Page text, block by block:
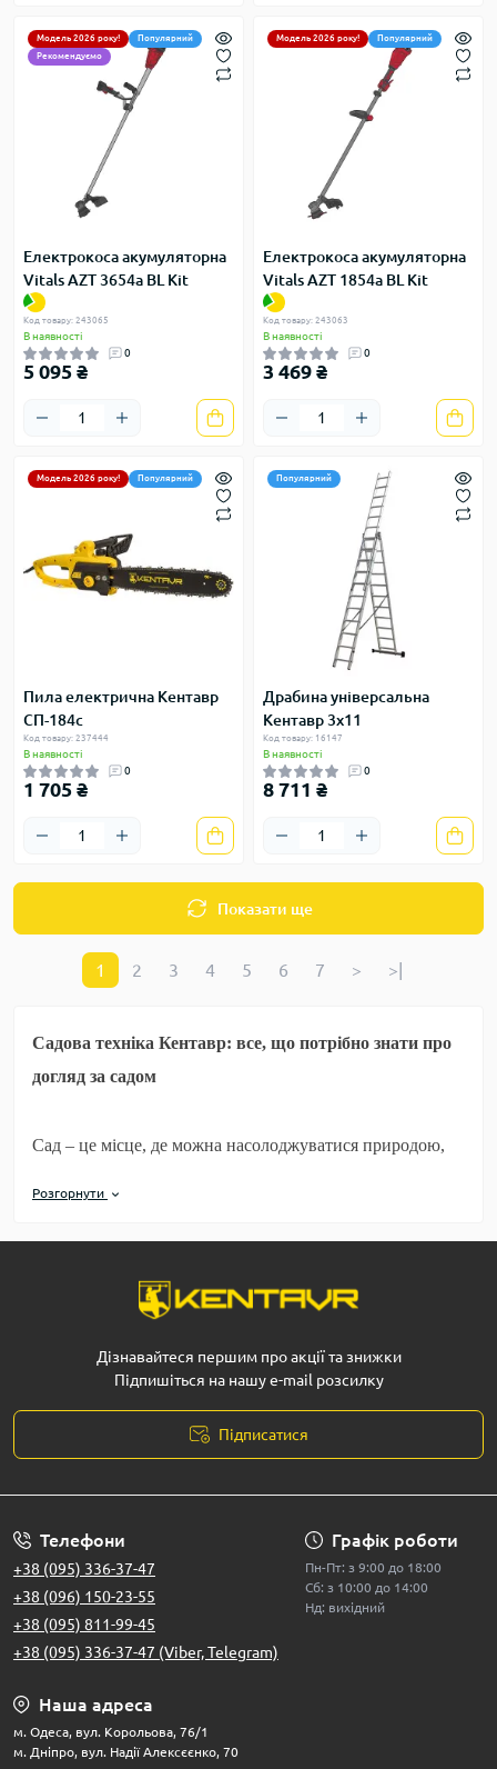
Модель 2026 року!
Популярний
Рекомендуємо
Електрокоса акумуляторна
Vitals AZT 3654a BL Kit
Код товару: 243065
В наявності
0
5 095 ₴
Модель 2026 року! Популярний
Електрокоса акумуляторна
Vitals AZT 1854a BL Kit
Код товару: 243063
В наявності
0
3 469 ₴
Модель 2026 року! Популярний
Пила електрична Кентавр
СП-184c
Код товару: 237444
В наявності
0
1 705 ₴
Популярний
Драбина універсальна
Кентавр 3х11
Код товару: 16147
В наявності
0
8 711 ₴
Показати ще
1 2 3 4 5 6 7 > >|
Садова техніка Кентавр: все, що потрібно знати про
догляд за садом
Сад – це місце, де можна насолоджуватися природою,
підтримка саду в ідеальному стані потребує зусиль та
деревами, дозволяючи витрачати менше часу на фізичну
працю та отримувати кращі результати.
Основні види садової техніки
Механічні– працюють без двигуна, рухаються
завдяки поштовху оператора, підходять для малих
ділянок.
живлення (мережа або акумулятор).
Бензинові
– потужні, автономні, ідеальні для великих
територій.
Розгорнути
Дізнавайтеся першим про акції та знижки
Підпишіться на нашу e-mail розсилку
Підписатися
Телефони
+38 (095) 336-37-47
+38 (096) 150-23-55
+38 (095) 811-99-45
+38 (095) 336-37-47 (Viber, Telegram)
Графік роботи
Пн-Пт: з 9:00 до 18:00
Сб: з 10:00 до 14:00
Нд: вихідний
Наша адреса
м. Одеса, вул. Корольова, 76/1
м. Дніпро, вул. Надії Алексєєнко, 70